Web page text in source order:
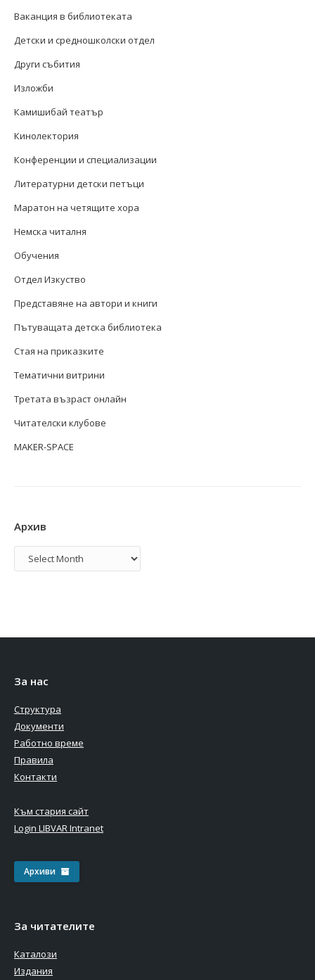
Ваканция в библиотеката
Детски и средношколски отдел
Други събития
Изложби
Камишибай театър
Кинолектория
Конференции и специализации
Литературни детски петъци
Маратон на четящите хора
Немска читалня
Обучения
Отдел Изкуство
Представяне на автори и книги
Пътуващата детска библиотека
Стая на приказките
Тематични витрини
Третата възраст онлайн
Читателски клубове
MAKER-SPACE
Архив
Архив
За нас
Структура
Документи
Работно време
Правила
Контакти
Към стария сайт
Login LIBVAR Intranet
Архиви
За читателите
Каталози
Издания